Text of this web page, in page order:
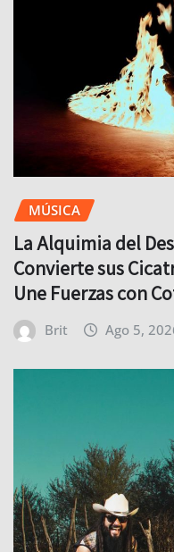
MÚSICA
La Alquimia del
Convierte sus
Une Fuerzas con
Brit Ago 5,